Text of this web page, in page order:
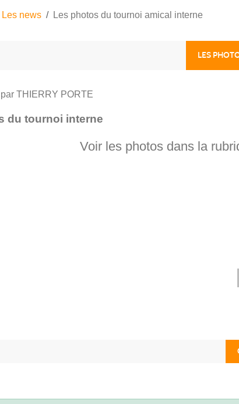
Les news Les photos du tournoi amical interne
LES
par THIERRY PORTE
du tournoi interne
Voir les photos dans la